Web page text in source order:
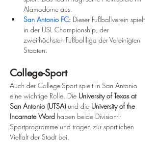
Alamodome aus.
San Antonio FC: Dieser Fußballverein spielt
in der USL Championship, der
zweithöchsten Fußballliga der Vereinigten
Staaten.
College-Sport
Auch der College-Sport spielt in San Antonio
eine wichtige Rolle. Die University of Texas at
San Antonio (UTSA) und die University of the
Incarnate Word haben beide Division-I-
Sportprogramme und tragen zur sportlichen
Vielfalt der Stadt bei.